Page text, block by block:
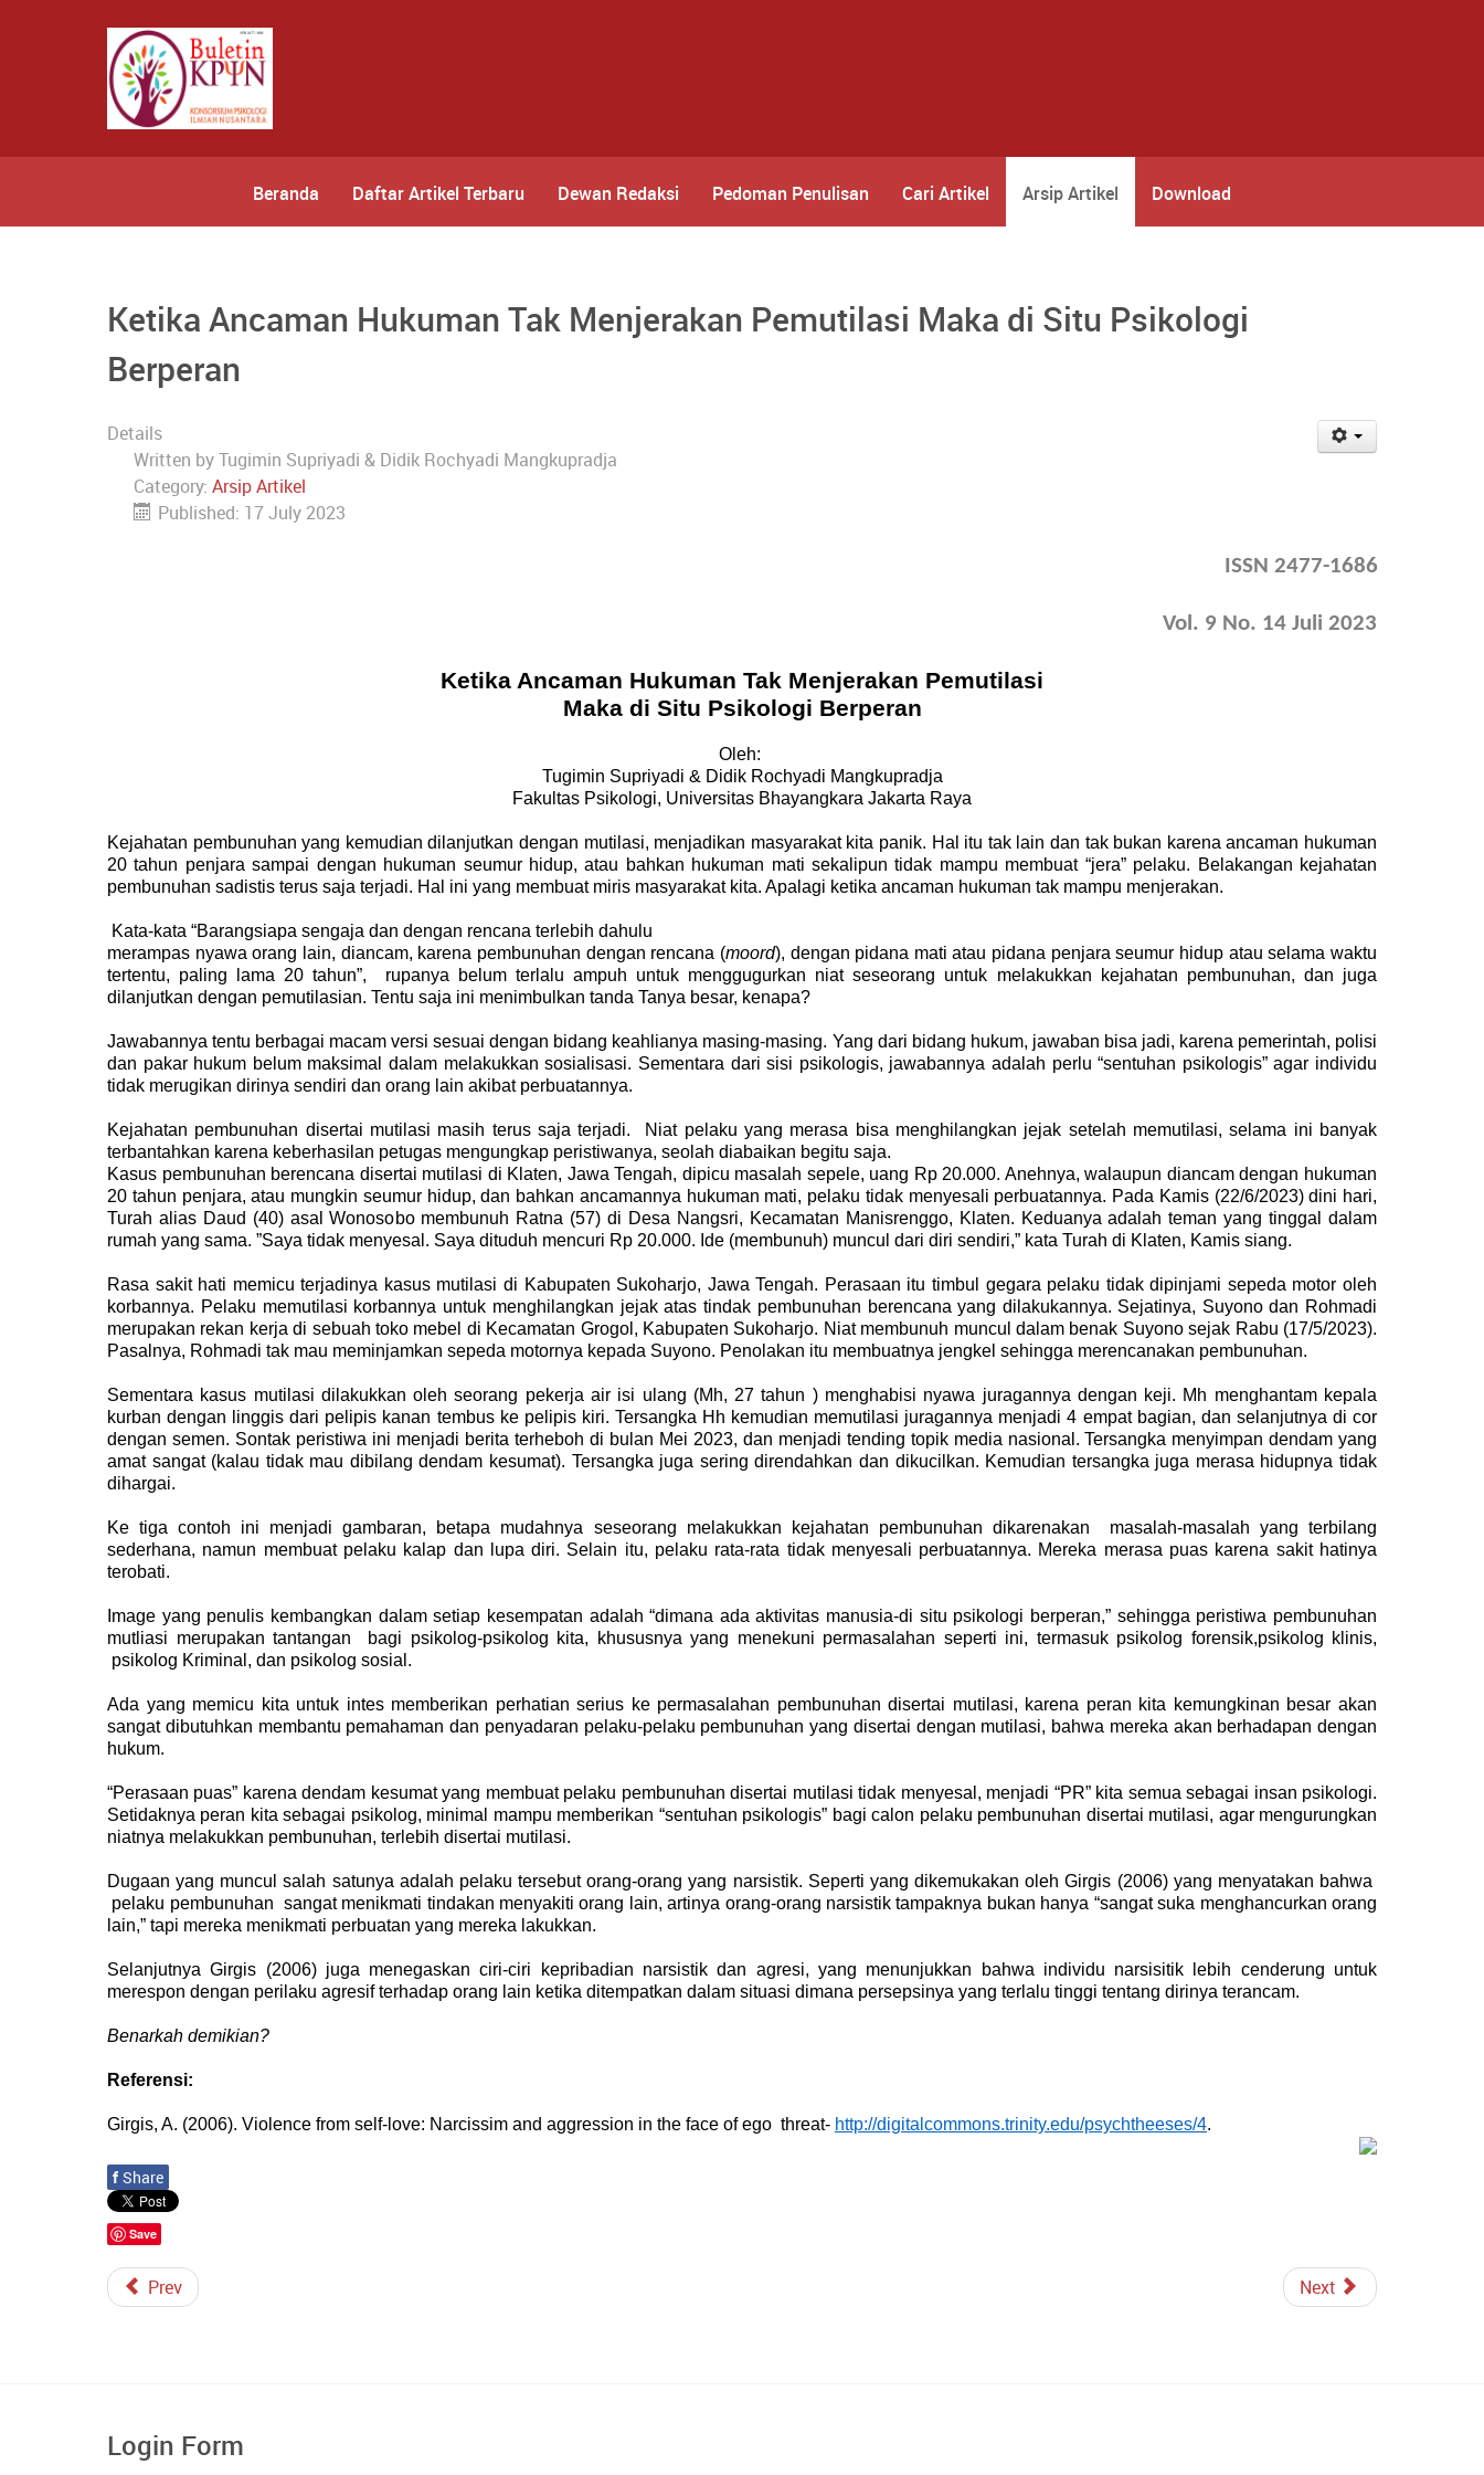
Beranda Daftar Artikel Terbaru Dewan Redaksi Pedoman Penulisan Cari Artikel Arsip Artikel Download
Ketika Ancaman Hukuman Tak Menjerakan Pemutilasi Maka di Situ Psikologi
Berperan
Details
Written byTugimin Supriyadi & Didik Rochyadi Mangkupradja
Category: Arsip Artikel
Published: 17 July 2023
ISSN 2477-1686
Vol. 9 No. 14 Juli 2023
Ketika Ancaman Hukuman Tak Menjerakan Pemutilasi
Maka di Situ Psikologi Berperan
Oleh:
Tugimin Supriyadi & Didik Rochyadi Mangkupradja
Fakultas Psikologi, Universitas Bhayangkara Jakarta Raya
Kejahatan pembunuhan yang kemudian dilanjutkan dengan mutilasi, menjadikan masyarakat kita panik. Hal itu tak lain dan tak bukan karena ancaman hukuman
20 tahun penjara sampai dengan hukuman seumur hidup, atau bahkan hukuman mati sekalipun tidak mampu membuat “jera” pelaku. Belakangan kejahatan
pembunuhan sadistis terus saja terjadi. Hal ini yang membuat miris masyarakat kita. Apalagi ketika ancaman hukuman tak mampu menjerakan.
Kata-kata “Barangsiapa sengaja dan dengan rencana terlebih dahulu
merampas nyawa orang lain, diancam, karena pembunuhan dengan rencana (moord), dengan pidana mati atau pidana penjara seumur hidup atau selama waktu
tertentu, paling lama 20 tahun”, rupanya belum terlalu ampuh untuk menggugurkan niat seseorang untuk melakukkan kejahatan pembunuhan, dan juga
dilanjutkan dengan pemutilasian. Tentu saja ini menimbulkan tanda Tanya besar, kenapa?
Jawabannya tentu berbagai macam versi sesuai dengan bidang keahlianya masing-masing. Yang dari bidang hukum, jawaban bisa jadi, karena pemerintah, polisi
dan pakar hukum belum maksimal dalam melakukkan sosialisasi. Sementara dari sisi psikologis, jawabannya adalah perlu “sentuhan psikologis” agar individu
tidak merugikan dirinya sendiri dan orang lain akibat perbuatannya.
Kejahatan pembunuhan disertai mutilasi masih terus saja terjadi. Niat pelaku yang merasa bisa menghilangkan jejak setelah memutilasi, selama ini banyak
terbantahkan karena keberhasilan petugas mengungkap peristiwanya, seolah diabaikan begitu saja.
Kasus pembunuhan berencana disertai mutilasi di Klaten, Jawa Tengah, dipicu masalah sepele, uang Rp 20.000. Anehnya, walaupun diancam dengan hukuman
20 tahun penjara, atau mungkin seumur hidup, dan bahkan ancamannya hukuman mati, pelaku tidak menyesali perbuatannya. Pada Kamis (22/6/2023) dini hari,
Turah alias Daud (40) asal Wonosobo membunuh Ratna (57) di Desa Nangsri, Kecamatan Manisrenggo, Klaten. Keduanya adalah teman yang tinggal dalam
rumah yang sama. ”Saya tidak menyesal. Saya dituduh mencuri Rp 20.000. Ide (membunuh) muncul dari diri sendiri,” kata Turah di Klaten, Kamis siang.
Rasa sakit hati memicu terjadinya kasus mutilasi di Kabupaten Sukoharjo, Jawa Tengah. Perasaan itu timbul gegara pelaku tidak dipinjami sepeda motor oleh
korbannya. Pelaku memutilasi korbannya untuk menghilangkan jejak atas tindak pembunuhan berencana yang dilakukannya. Sejatinya, Suyono dan Rohmadi
merupakan rekan kerja di sebuah toko mebel di Kecamatan Grogol, Kabupaten Sukoharjo. Niat membunuh muncul dalam benak Suyono sejak Rabu (17/5/2023).
Pasalnya, Rohmadi tak mau meminjamkan sepeda motornya kepada Suyono. Penolakan itu membuatnya jengkel sehingga merencanakan pembunuhan.
Sementara kasus mutilasi dilakukkan oleh seorang pekerja air isi ulang (Mh, 27 tahun ) menghabisi nyawa juragannya dengan keji. Mh menghantam kepala
kurban dengan linggis dari pelipis kanan tembus ke pelipis kiri. Tersangka Hh kemudian memutilasi juragannya menjadi 4 empat bagian, dan selanjutnya di cor
dengan semen. Sontak peristiwa ini menjadi berita terheboh di bulan Mei 2023, dan menjadi tending topik media nasional. Tersangka menyimpan dendam yang
amat sangat (kalau tidak mau dibilang dendam kesumat). Tersangka juga sering direndahkan dan dikucilkan. Kemudian tersangka juga merasa hidupnya tidak
dihargai.
Ke tiga contoh ini menjadi gambaran, betapa mudahnya seseorang melakukkan kejahatan pembunuhan dikarenakan masalah-masalah yang terbilang
sederhana, namun membuat pelaku kalap dan lupa diri. Selain itu, pelaku rata-rata tidak menyesali perbuatannya. Mereka merasa puas karena sakit hatinya
terobati.
Image yang penulis kembangkan dalam setiap kesempatan adalah “dimana ada aktivitas manusia-di situ psikologi berperan,” sehingga peristiwa pembunuhan
mutliasi merupakan tantangan bagi psikolog-psikolog kita, khususnya yang menekuni permasalahan seperti ini, termasuk psikolog forensik,psikolog klinis,
psikolog Kriminal, dan psikolog sosial.
Ada yang memicu kita untuk intes memberikan perhatian serius ke permasalahan pembunuhan disertai mutilasi, karena peran kita kemungkinan besar akan
sangat dibutuhkan membantu pemahaman dan penyadaran pelaku-pelaku pembunuhan yang disertai dengan mutilasi, bahwa mereka akan berhadapan dengan
hukum.
“Perasaan puas” karena dendam kesumat yang membuat pelaku pembunuhan disertai mutilasi tidak menyesal, menjadi “PR” kita semua sebagai insan psikologi.
Setidaknya peran kita sebagai psikolog, minimal mampu memberikan “sentuhan psikologis” bagi calon pelaku pembunuhan disertai mutilasi, agar mengurungkan
niatnya melakukkan pembunuhan, terlebih disertai mutilasi.
Dugaan yang muncul salah satunya adalah pelaku tersebut orang-orang yang narsistik. Seperti yang dikemukakan oleh Girgis (2006) yang menyatakan bahwa
pelaku pembunuhan sangat menikmati tindakan menyakiti orang lain, artinya orang-orang narsistik tampaknya bukan hanya “sangat suka menghancurkan orang
lain,” tapi mereka menikmati perbuatan yang mereka lakukkan.
Selanjutnya Girgis (2006) juga menegaskan ciri-ciri kepribadian narsistik dan agresi, yang menunjukkan bahwa individu narsisitik lebih cenderung untuk
merespon dengan perilaku agresif terhadap orang lain ketika ditempatkan dalam situasi dimana persepsinya yang terlalu tinggi tentang dirinya terancam.
Benarkah demikian?
Referensi:
Girgis, A. (2006). Violence from self-love: Narcissim and aggression in the face of ego threat- http://digitalcommons.trinity.edu/psychtheeses/4.
f Share
Save
Prev Next
Login Form